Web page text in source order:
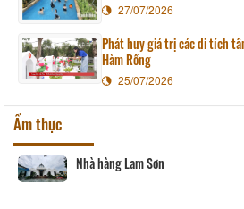
27/07/2026
Phát huy giá trị các di tích
Hàm Rồng
25/07/2026
Ẩm thực
Nhà hàng Lam Sơn